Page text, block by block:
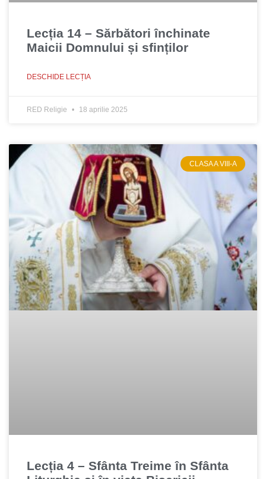
Lecția 14 – Sărbători închinate
Maicii Domnului și sfinților
DESCHIDE LECȚIA
RED Religie 18 aprilie 2025
CLASA A VIII-A
Lecția 4 – Sfânta Treime în Sfânta